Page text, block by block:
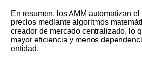
En resumen, los AMM automatizan
precios mediante algoritmos
creador de mercado centralizado, lo
mayor eficiencia y menos
entidad.